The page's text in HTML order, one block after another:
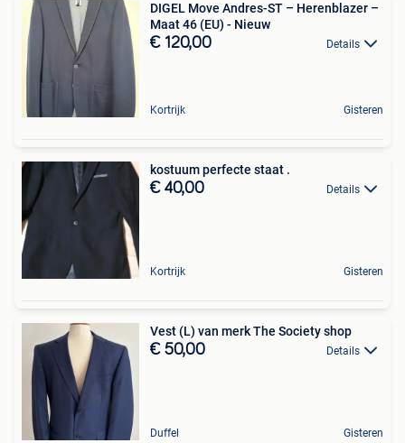
DIGEL Move Andres-ST – Herenblazer –
Maat 46 (EU) - Nieuw
€ 120,00 Details
Kortrijk Gisteren
kostuum perfecte staat .
€ 40,00 Details
Kortrijk Gisteren
Vest (L) van merk The Society shop
€ 50,00 Details
Duffel Gisteren